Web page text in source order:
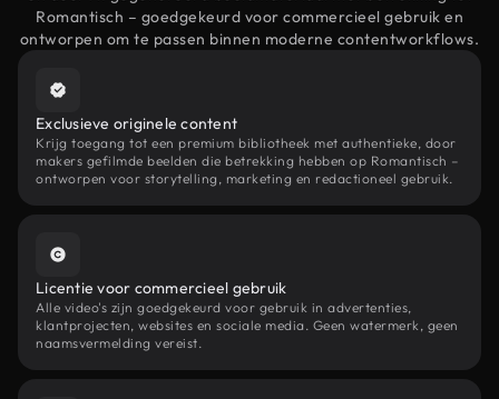
Romantisch – goedgekeurd voor commercieel gebruik en
ontworpen om te passen binnen moderne contentworkflows.
Exclusieve originele content
Krijg toegang tot een premium bibliotheek met authentieke, door
makers gefilmde beelden die betrekking hebben op Romantisch –
ontworpen voor storytelling, marketing en redactioneel gebruik.
Licentie voor commercieel gebruik
Alle video's zijn goedgekeurd voor gebruik in advertenties,
klantprojecten, websites en sociale media. Geen watermerk, geen
naamsvermelding vereist.